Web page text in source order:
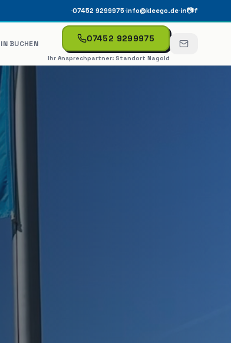
·07452 9299975·info@kleego.de·in📷f
BUCHEN
07452 9299975
Ihr Ansprechpartner: Standort Nagold